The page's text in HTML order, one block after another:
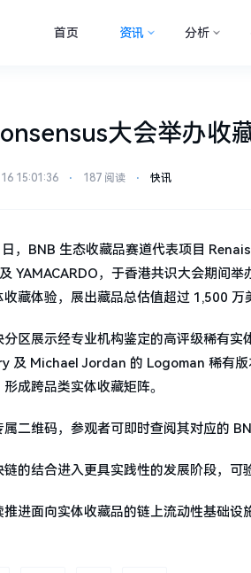
首页 资讯 分析
大会举办收
15:01:36 ⋅ 187 阅读 ⋅ 快讯
日，BNB 生态收藏品赛道代表项目
YAMACARDO，于香港共识大会期间
藏体验，展出藏品总估值超过 1,500 万
区展示经专业机构鉴定的高评级稀有
及 Michael Jordan 的 Logoman 稀有版
成跨品类实体收藏矩阵。
二维码，参观者可即时查阅其对应的
的结合进入更具实践性的发展阶段，
进面向实体收藏品的链上流动性基础设